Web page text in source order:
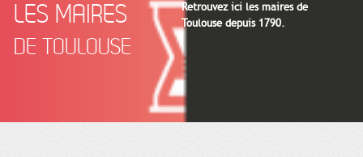
LES MAIRES
DE TOULOUSE
Retrouvez ici les maires de
Toulouse depuis 1790.